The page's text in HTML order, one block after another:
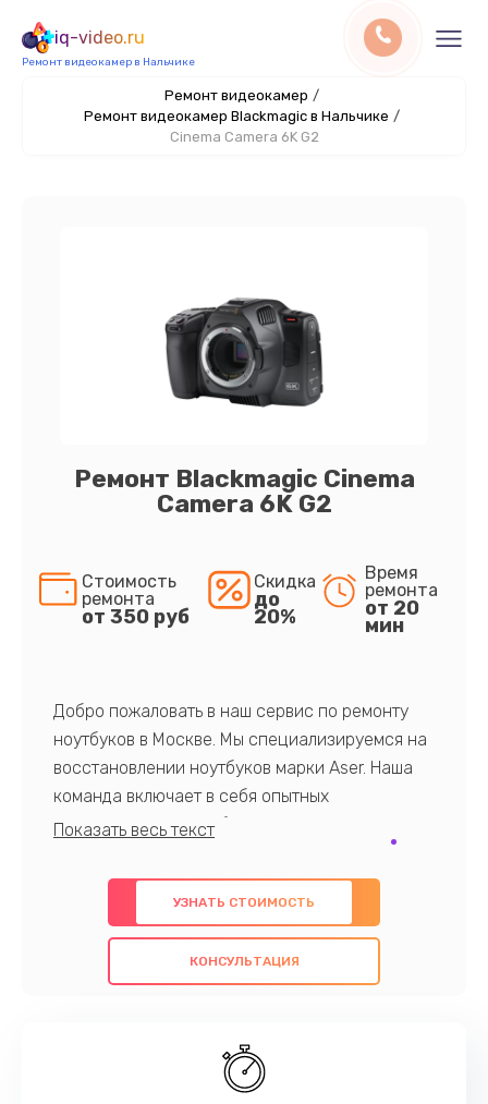
iq-video.ru
Ремонт видеокамер в Нальчике
Ремонт видеокамер /
Ремонт видеокамер Blackmagic в Нальчике /
Cinema Camera 6K G2
Ремонт Blackmagic Cinema
Camera 6K G2
Стоимость
ремонта
от 350 руб
Скидка
до
20%
Время
ремонта
от 20
мин
Добро пожаловать в наш сервис по ремонту
ноутбуков в Москве. Мы специализируемся на
восстановлении ноутбуков марки Aser. Наша
команда включает в себя опытных
профессионалов с обширными знаниями и
предлагаем быстрый и качественный ремонт с
использованием оригинальных компонентов, а
также гарантируем качество всех
проведенных работ. Наша цель - предоставить
наилучшим образом. Не медлите записаться на
УЗНАТЬ СТОИМОСТЬ
КОНСУЛЬТАЦИЯ